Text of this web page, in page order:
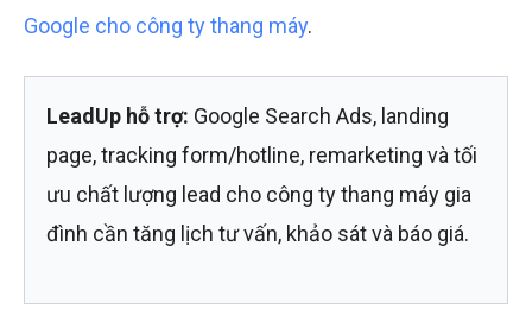
Google cho công ty thang máy.
LeadUp hỗ trợ: Google Search Ads, landing
page, tracking form/hotline, remarketing và tối
ưu chất lượng lead cho công ty thang máy gia
đình cần tăng lịch tư vấn, khảo sát và báo giá.